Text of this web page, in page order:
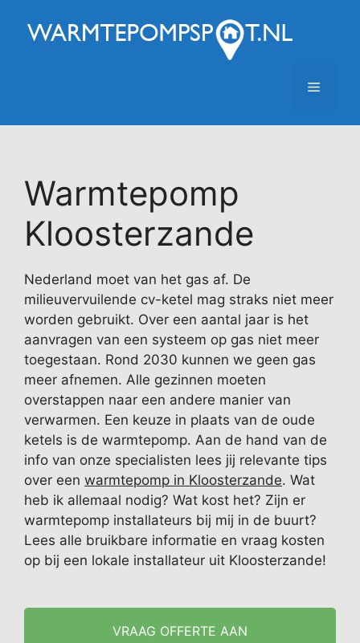
naar
Menu
Warmtepomp
Kloosterzande
Nederland moet van het gas af. De
milieuvervuilende cv-ketel mag straks niet meer
worden gebruikt. Over een aantal jaar is het
aanvragen van een systeem op gas niet meer
toegestaan. Rond 2030 kunnen we geen gas
meer afnemen. Alle gezinnen moeten
overstappen naar een andere manier van
verwarmen. Een keuze in plaats van de oude
ketels is de warmtepomp. Aan de hand van de
info van onze specialisten lees jij relevante tips
over een warmtepomp in Kloosterzande. Wat
heb ik allemaal nodig? Wat kost het? Zijn er
warmtepomp installateurs bij mij in de buurt?
Lees alle bruikbare informatie en vraag kosten
op bij een lokale installateur uit Kloosterzande!
VRAAG OFFERTE AAN